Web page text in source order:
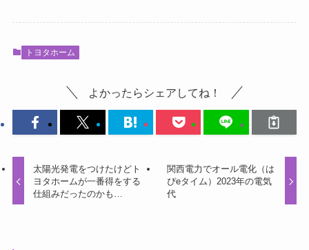
トヨタホーム
よかったらシェアしてね！
太陽光発電をつけたけどト
ヨタホームが一番得をする
仕組みだったのかも…
関西電力でオール電化（は
ぴeタイム）2023年の電気
代